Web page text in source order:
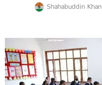
Shahabuddin Khan